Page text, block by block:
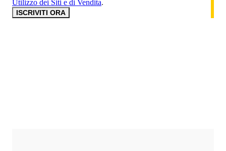
Utilizzo dei Siti e di Vendita.
ISCRIVITI ORA